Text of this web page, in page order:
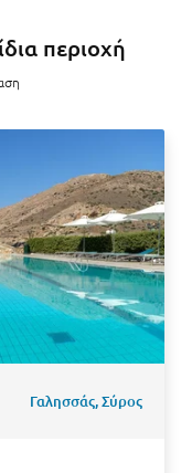
περιοχή
Γαλησσάς, Σύρος